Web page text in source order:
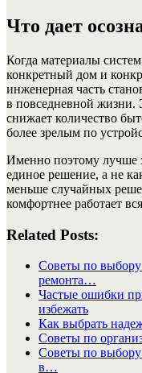
Что дает
Когда материалы
конкретный дом и
инженерная часть
в повседневной жизни.
снижает количество
более зрелым по
Именно поэтому лучше
единое решение, а не
меньше случайных
комфортнее работает
Related Posts:
Советы по выбору
ремонта…
Частые ошибки
избежать
Как выбрать
Советы по
Советы по
в…